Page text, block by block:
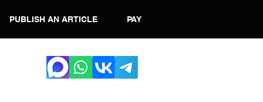
PUBLISH AN ARTICLE PAY